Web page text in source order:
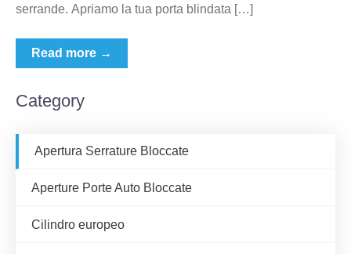
serrande. Apriamo la tua porta blindata […]
Read more →
Category
Apertura Serrature Bloccate
Aperture Porte Auto Bloccate
Cilindro europeo